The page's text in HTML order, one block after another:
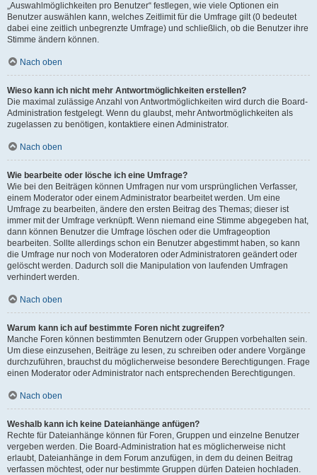
„Auswahlmöglichkeiten pro Benutzer“ festlegen, wie viele Optionen ein
Benutzer auswählen kann, welches Zeitlimit für die Umfrage gilt (0 bedeutet
dabei eine zeitlich unbegrenzte Umfrage) und schließlich, ob die Benutzer ihre
Stimme ändern können.
Nach oben
Wieso kann ich nicht mehr Antwortmöglichkeiten erstellen?
Die maximal zulässige Anzahl von Antwortmöglichkeiten wird durch die Board-
Administration festgelegt. Wenn du glaubst, mehr Antwortmöglichkeiten als
zugelassen zu benötigen, kontaktiere einen Administrator.
Nach oben
Wie bearbeite oder lösche ich eine Umfrage?
Wie bei den Beiträgen können Umfragen nur vom ursprünglichen Verfasser,
einem Moderator oder einem Administrator bearbeitet werden. Um eine
Umfrage zu bearbeiten, ändere den ersten Beitrag des Themas; dieser ist
immer mit der Umfrage verknüpft. Wenn niemand eine Stimme abgegeben hat,
dann können Benutzer die Umfrage löschen oder die Umfrageoption
bearbeiten. Sollte allerdings schon ein Benutzer abgestimmt haben, so kann
die Umfrage nur noch von Moderatoren oder Administratoren geändert oder
gelöscht werden. Dadurch soll die Manipulation von laufenden Umfragen
verhindert werden.
Nach oben
Warum kann ich auf bestimmte Foren nicht zugreifen?
Manche Foren können bestimmten Benutzern oder Gruppen vorbehalten sein.
Um diese einzusehen, Beiträge zu lesen, zu schreiben oder andere Vorgänge
durchzuführen, brauchst du möglicherweise besondere Berechtigungen. Frage
einen Moderator oder Administrator nach entsprechenden Berechtigungen.
Nach oben
Weshalb kann ich keine Dateianhänge anfügen?
Rechte für Dateianhänge können für Foren, Gruppen und einzelne Benutzer
vergeben werden. Die Board-Administration hat es möglicherweise nicht
erlaubt, Dateianhänge in dem Forum anzufügen, in dem du deinen Beitrag
verfassen möchtest, oder nur bestimmte Gruppen dürfen Dateien hochladen.